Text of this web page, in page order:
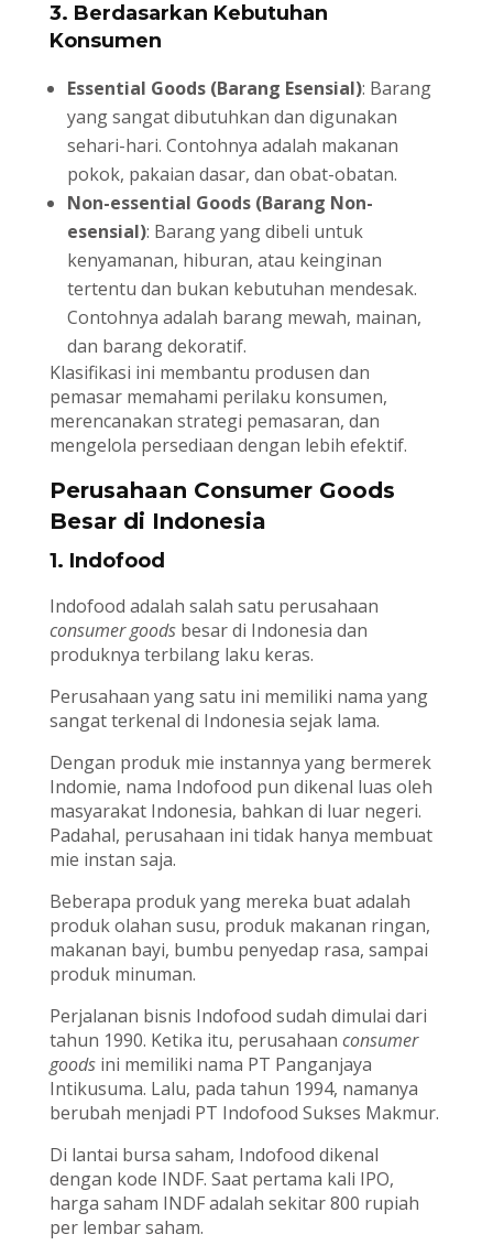
3. Berdasarkan Kebutuhan
Konsumen
Essential Goods (Barang Esensial): Barang
yang sangat dibutuhkan dan digunakan
sehari-hari. Contohnya adalah makanan
pokok, pakaian dasar, dan obat-obatan.
Non-essential Goods (Barang Non-
esensial): Barang yang dibeli untuk
kenyamanan, hiburan, atau keinginan
tertentu dan bukan kebutuhan mendesak.
Contohnya adalah barang mewah, mainan,
dan barang dekoratif.
Klasifikasi ini membantu produsen dan
pemasar memahami perilaku konsumen,
merencanakan strategi pemasaran, dan
mengelola persediaan dengan lebih efektif.
Perusahaan Consumer Goods
Besar di Indonesia
1. Indofood
Indofood adalah salah satu perusahaan
consumer goodsbesar di Indonesia dan
produknya terbilang laku keras.
Perusahaan yang satu ini memiliki nama yang
sangat terkenal di Indonesia sejak lama.
Dengan produk mie instannya yang bermerek
Indomie, nama Indofood pun dikenal luas oleh
masyarakat Indonesia, bahkan di luar negeri.
Padahal, perusahaan ini tidak hanya membuat
mie instan saja.
Beberapa produk yang mereka buat adalah
produk olahan susu, produk makanan ringan,
makanan bayi, bumbu penyedap rasa, sampai
produk minuman.
Perjalanan bisnis Indofood sudah dimulai dari
tahun 1990. Ketika itu, perusahaan consumer
goodsini memiliki nama PT Panganjaya
Intikusuma. Lalu, pada tahun 1994, namanya
berubah menjadi PT Indofood Sukses Makmur.
Di lantai bursa saham, Indofood dikenal
dengan kode INDF. Saat pertama kali IPO,
harga saham INDF adalah sekitar 800 rupiah
per lembar saham.